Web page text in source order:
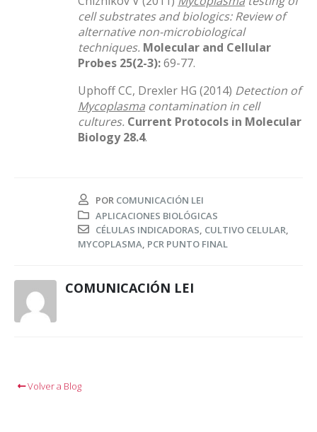
cell substrates and biologics: Review of
alternative non-microbiological
techniques. Molecular and Cellular
Probes 25(2-3):69-77.
Uphoff CC, Drexler HG (2014) Detection of
Mycoplasma contamination in cell
cultures. Current Protocols in Molecular
Biology 28.4.
POR COMUNICACIÓN LEI
APLICACIONES BIOLÓGICAS
CÉLULAS INDICADORAS, CULTIVO CELULAR,
MYCOPLASMA, PCR PUNTO FINAL
COMUNICACIÓN LEI
Volver a Blog